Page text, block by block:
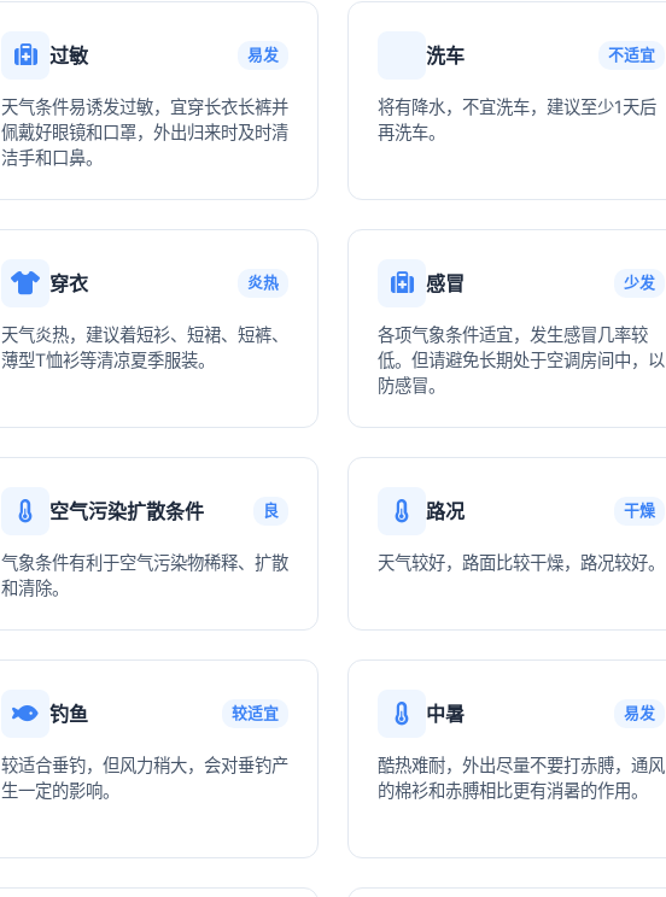
过敏 易发
天气条件易诱发过敏，宜穿长衣长裤并
佩戴好眼镜和口罩，外出归来时及时清
洁手和口鼻。
洗车 不适宜
将有降水，不宜洗车，建议至少1天后
再洗车。
穿衣 炎热
天气炎热，建议着短衫、短裙、短裤、
薄型T恤衫等清凉夏季服装。
感冒 少发
各项气象条件适宜，发生感冒几率较
低。但请避免长期处于空调房间中，以
防感冒。
空气污染扩散条件 良
气象条件有利于空气污染物稀释、扩散
和清除。
路况 干燥
天气较好，路面比较干燥，路况较好。
钓鱼 较适宜
较适合垂钓，但风力稍大，会对垂钓产
生一定的影响。
中暑 易发
酷热难耐，外出尽量不要打赤膊，通风
的棉衫和赤膊相比更有消暑的作用。